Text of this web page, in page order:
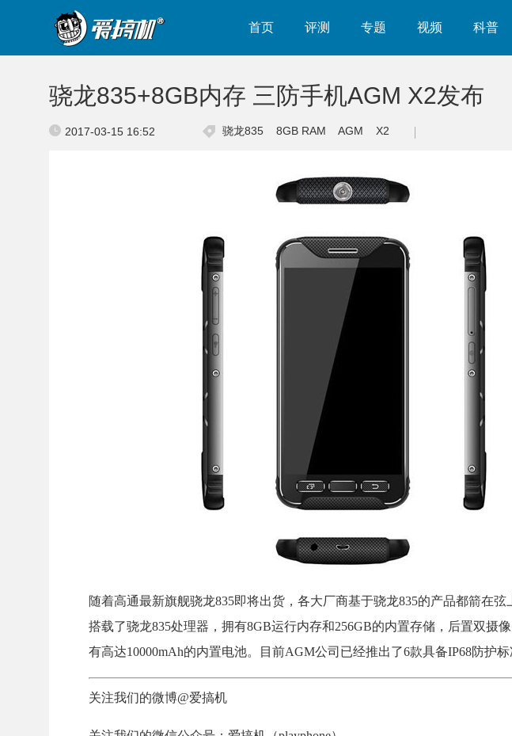
首页 评测 专题 视频 科普
骁龙835+8GB内存 三防手机AGM X2发布
2017-03-15 16:52 骁龙835 8GB RAM AGM X2
随着高通最新旗舰骁龙835即将出货，各大厂商基于骁龙835的产品都箭在
搭载了骁龙835处理器，拥有8GB运行内存和256GB的内置存储，后置双摄
有高达10000mAh的内置电池。目前AGM公司已经推出了6款具备IP68防护标
关注我们的微博@爱搞机